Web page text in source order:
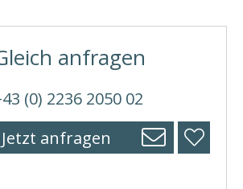
anfragen
(0) 2236 2050 02
Jetzt anfragen